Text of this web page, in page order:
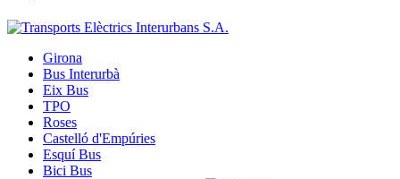
Girona
Bus Interurbà
Eix Bus
TPO
Roses
Castelló d'Empúries
Esquí Bus
Bici Bus